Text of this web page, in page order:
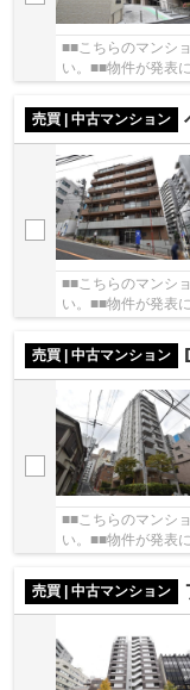
■■こちらのマンシ
い。■■物件が発表
売買 | 中古マンション
■■こちらのマンシ
い。■■物件が発表
売買 | 中古マンション
■■こちらのマンシ
い。■■物件が発表
売買 | 中古マンション